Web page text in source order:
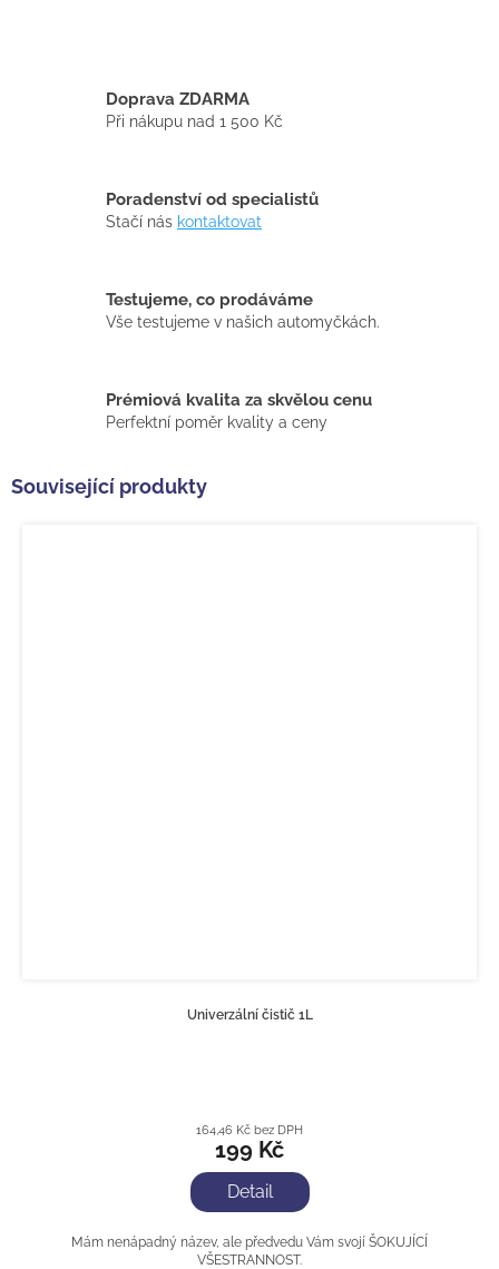
Doprava ZDARMA
Při nákupu nad 1 500 Kč
Poradenství od specialistů
Stačí nás kontaktovat
Testujeme, co prodáváme
Vše testujeme v našich automyčkách.
Prémiová kvalita za skvělou cenu
Perfektní poměr kvality a ceny
Související produkty
Univerzální čistič 1L
164,46 Kč bez DPH
199 Kč
Detail
Mám nenápadný název, ale předvedu Vám svojí ŠOKUJÍCÍ
VŠESTRANNOST.